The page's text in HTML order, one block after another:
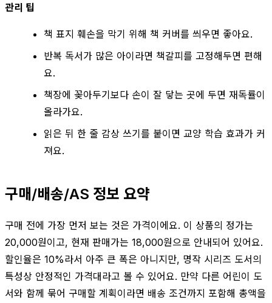
관리 팁
책 표지 훼손을 막기 위해 책 커버를 씌우면 좋아요.
반복 독서가 많은 아이라면 책갈피를 고정해두면 편해
요.
책장에 꽂아두기보다 손이 잘 닿는 곳에 두면 재독률이
올라가요.
읽은 뒤 한 줄 감상 쓰기를 붙이면 교양 학습 효과가 커
져요.
구매/배송/AS 정보 요약
구매 전에 가장 먼저 보는 것은 가격이에요. 이 상품의 정가는
20,000원이고, 현재 판매가는 18,000원으로 안내되어 있어요.
할인율은 10%라서 아주 큰 폭은 아니지만, 명작 시리즈 도서의
특성상 안정적인 가격대라고 볼 수 있어요. 만약 다른 어린이 도
서와 함께 묶어 구매할 계획이라면 배송 조건까지 포함해 총액을